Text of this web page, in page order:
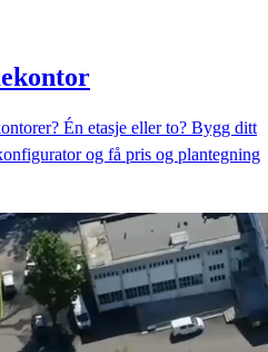
Én etasje eller to? Bygg ditt
og få pris og plantegning